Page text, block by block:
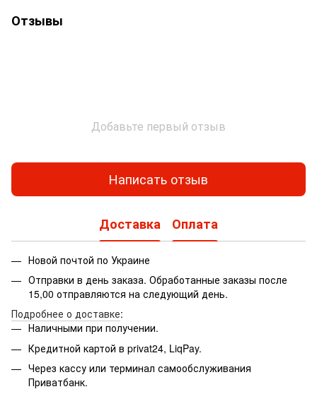
Отзывы
Добавьте первый отзыв
Написать отзыв
Доставка Оплата
Новой почтой по Украине
Отправки в день заказа. Обработанные заказы после
15,00 отправляются на следующий день.
Подробнее о доставке:
Наличными при получении.
Кредитной картой в privat24, LiqPay.
Через кассу или терминал самообслуживания
Приватбанк.